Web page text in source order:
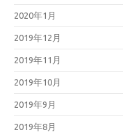
2020年1月
2019年12月
2019年11月
2019年10月
2019年9月
2019年8月